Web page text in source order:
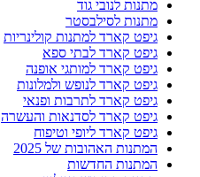
מתנות לנובי גוד
מתנות לסילבסטר
גיפט קארד למתנות קולינריות
גיפט קארד לבתי ספא
גיפט קארד למותגי אופנה
גיפט קארד לנופש ולמלונות
גיפט קארד לתרבות ופנאי
גיפט קארד לסדנאות והעשרה
גיפט קארד ליופי וטיפוח
המתנות האהובות של 2025
המתנות החדשות